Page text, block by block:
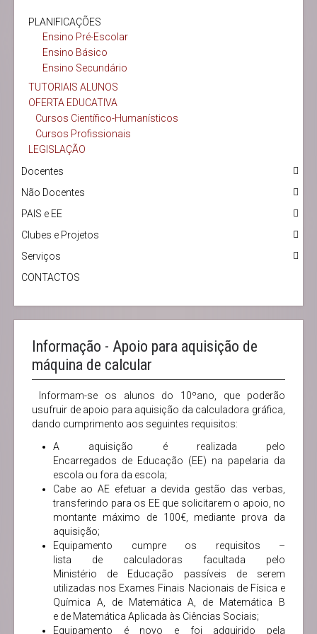
PLANIFICAÇÕES
Ensino Pré-Escolar
Ensino Básico
Ensino Secundário
TUTORIAIS ALUNOS
OFERTA EDUCATIVA
Cursos Científico-Humanísticos
Cursos Profissionais
LEGISLAÇÃO
Docentes
Não Docentes
PAIS e EE
Clubes e Projetos
Serviços
CONTACTOS
Informação - Apoio para aquisição de
máquina de calcular
Informam-se os alunos do 10ºano, que poderão
usufruir de apoio para aquisição da calculadora gráfica,
dando cumprimento aos seguintes requisitos:
A aquisição é realizada pelo
Encarregados de Educação (EE) na papelaria da
escola ou fora da escola;
Cabe ao AE efetuar a devida gestão das verbas,
transferindo para os EE que solicitarem o apoio, no
montante máximo de 100€, mediante prova da
aquisição;
Equipamento cumpre os requisitos –
lista de calculadoras facultada pelo
Ministério de Educação passíveis de serem
utilizadas nos Exames Finais Nacionais de Física e
Química A, de Matemática A, de Matemática B
e de Matemática Aplicada às Ciências Sociais;
Equipamento é novo e foi adquirido pela